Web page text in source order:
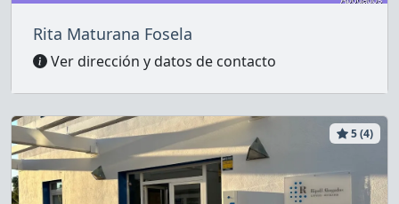
Rita Maturana Fosela
Ver dirección y datos de contacto
5 (4)